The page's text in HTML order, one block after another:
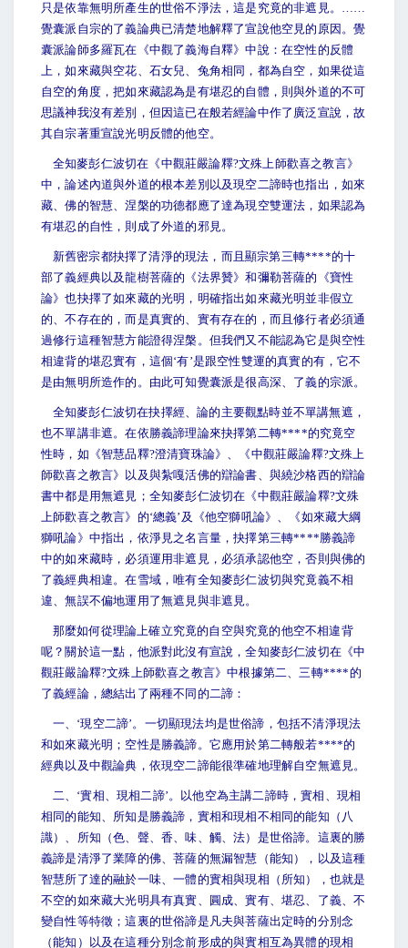
只是依靠無明所產生的世俗不淨法，這是究竟的非遮見。……
覺囊派自宗的了義論典已清楚地解釋了宣說他空見的原因。覺
囊派論師多羅瓦在《中觀了義海自釋》中說：在空性的反體
上，如來藏與空花、石女兒、兔角相同，都為自空，如果從這
自空的角度，把如來藏認為是有堪忍的自體，則與外道的不可
思議神我沒有差別，但因這已在般若經論中作了廣泛宣說，故
其自宗著重宣說光明反體的他空。
全知麥彭仁波切在《中觀莊嚴論釋?文殊上師歡喜之教言》
中，論述內道與外道的根本差別以及現空二諦時也指出，如來
藏、佛的智慧、涅槃的功德都應了達為現空雙運法，如果認為
有堪忍的自性，則成了外道的邪見。
新舊密宗都抉擇了清淨的現法，而且顯宗第三轉****的十
部了義經典以及龍樹菩薩的《法界贊》和彌勒菩薩的《寶性
論》也抉擇了如來藏的光明，明確指出如來藏光明並非假立
的、不存在的，而是真實的、實有存在的，而且修行者必須通
過修行這種智慧方能證得涅槃。但我們又不能認為它是與空性
相違背的堪忍實有，這個‘有’是跟空性雙運的真實的有，它不
是由無明所造作的。由此可知覺囊派是很高深、了義的宗派。
全知麥彭仁波切在抉擇經、論的主要觀點時並不單講無遮，
也不單講非遮。在依勝義諦理論來抉擇第二轉****的究竟空
性時，如《智慧品釋?澄清寶珠論》、《中觀莊嚴論釋?文殊上
師歡喜之教言》以及與紮嘎活佛的辯論書、與繞沙格西的辯論
書中都是用無遮見；全知麥彭仁波切在《中觀莊嚴論釋?文殊
上師歡喜之教言》的‘總義’及《他空獅吼論》、《如來藏大綱
獅吼論》中指出，依淨見之名言量，抉擇第三轉****勝義諦
中的如來藏時，必須運用非遮見，必須承認他空，否則與佛的
了義經典相違。在雪域，唯有全知麥彭仁波切與究竟義不相
違、無誤不偏地運用了無遮見與非遮見。
那麼如何從理論上確立究竟的自空與究竟的他空不相違背
呢？關於這一點，他派對此沒有宣說，全知麥彭仁波切在《中
觀莊嚴論釋?文殊上師歡喜之教言》中根據第二、三轉****的
了義經論，總結出了兩種不同的二諦：
一、‘現空二諦’。一切顯現法均是世俗諦，包括不清淨現法
和如來藏光明；空性是勝義諦。它應用於第二轉般若****的
經典以及中觀論典，依現空二諦能很準確地理解自空無遮見。
二、‘實相、現相二諦’。以他空為主講二諦時，實相、現相
相同的能知、所知是勝義諦，實相和現相不相同的能知（八
識）、所知（色、聲、香、味、觸、法）是世俗諦。這裏的勝
義諦是清淨了業障的佛、菩薩的無漏智慧（能知），以及這種
智慧所了達的融於一味、一體的實相與現相（所知），也就是
不空的如來藏大光明具有真實、圓成、實有、堪忍、了義、不
變自性等特徵；這裏的世俗諦是凡夫與菩薩出定時的分別念
（能知）以及在這種分別念前形成的與實相互為異體的現相